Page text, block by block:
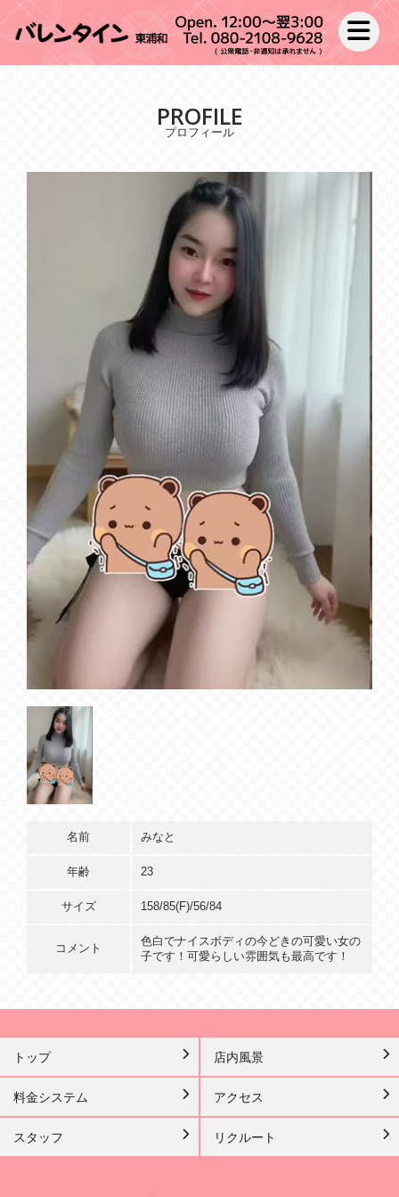
toggle
PROFILE
プロフィール
名前 みなと
年齢 23
サイズ 158/85(F)/56/84
コメント
色白でナイスボディの今どきの可愛い女の
子です！可愛らしい雰囲気も最高です！
トップ 店内風景
料金システム アクセス
スタッフ リクルート